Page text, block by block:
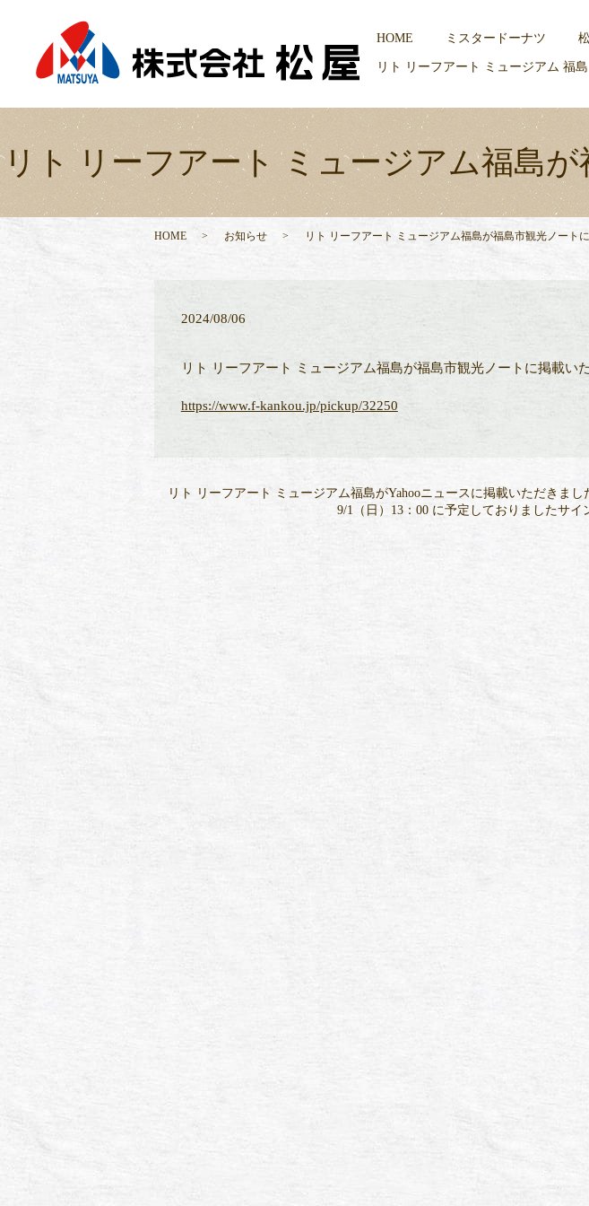
HOME ミスタードーナツ
リト リーフアート ミュージアム 福島
リト リーフアート ミュージアム福島
HOME お知らせ リト リーフアート ミュージアム福島が福島市観光ノート
2024/08/06
リト リーフアート ミュージアム福島が福島市観光ノートに掲載い
https://www.f-kankou.jp/pickup/32250
リト リーフアート ミュージアム福島がYahooニュースに掲載いただきまし
9/1（日）13：00 に予定しておりましたサイ